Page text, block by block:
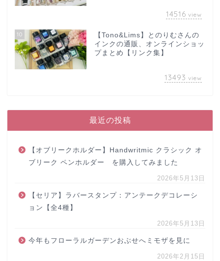
14516 view
10
【Tono&Lims】とのりむさんの
インクの通販、オンラインショッ
プまとめ【リンク集】
13493 view
最近の投稿
【オブリークホルダー】Handwritmic クラシック オ
ブリーク ペンホルダー を購入してみました
2026年5月13日
【セリア】ラバースタンプ：アンテークデコレーシ
ョン【全4種】
2026年5月13日
今年もフローラルガーデンおぶせへミモザを見に
2026年2月15日